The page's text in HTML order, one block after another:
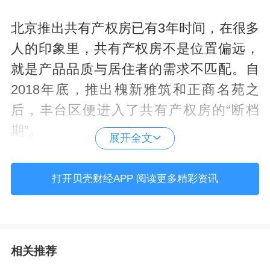
北京推出共有产权房已有3年时间，在很多
人的印象里，共有产权房不是位置偏远，
就是产品品质与居住者的需求不匹配。自
2018年底，推出槐新雅筑和正商名苑之
后，丰台区便进入了共有产权房的“断档
期”。
从目前来看，今年北京土地市场共出让住
宅用地近40宗，其中，共有产权房及限竞
日）举办的首钢·金璟阳光品鉴会上，业内
展开全文
打开贝壳财经APP 阅读更多精彩资讯
相关推荐